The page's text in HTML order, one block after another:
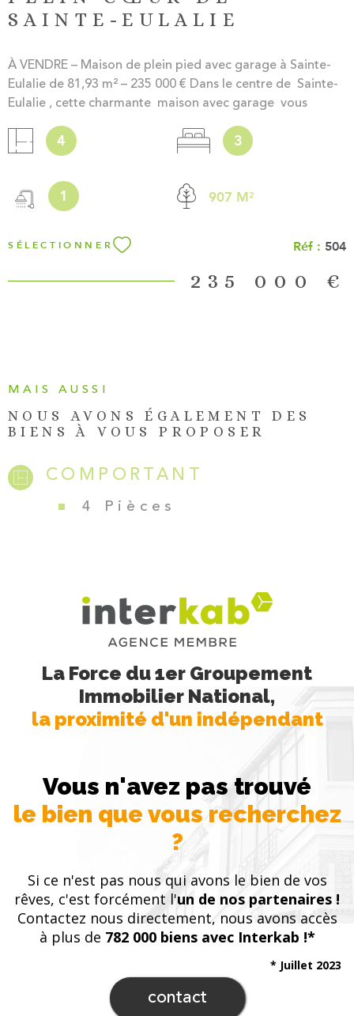
SAINTE-EULALIE
À VENDRE – Maison de plein pied avec garage à Sainte-
Eulalie de 81,93 m² – 235 000 € Dans le centre de Sainte-
Eulalie , cette charmante maison avec garage vous
séduira par son agencement fonctionnel et son
environnement proche des commodités, idéal pour une
salle à manger, une cuisine séparée ouvrant sur une
véranda, 3 chambres, une salle d'eau et un WC
pour profiter des beaux jours. Les atouts : Maison avec du
potentiel (travaux à prévoir) En plein centre de Sainte-
Eulalie Fonctionnelle, lumineuse et idéale pour une famille
4 3
1 907 M²
SÉLECTIONNER Réf : 504
235 000 €
MAIS AUSSI
NOUS AVONS ÉGALEMENT DES
BIENS À VOUS PROPOSER
COMPORTANT
4 Pièces
La Force du 1er Groupement
Immobilier National,
la proximité d'un indépendant
Vous n'avez pas trouvé
le bien que vous recherchez
?
Si ce n'est pas nous qui avons le bien de vos
rêves, c'est forcément l'un de nos partenaires !
Contactez nous directement, nous avons accès
à plus de 782 000 biens avec Interkab !*
contact
* Juillet 2023